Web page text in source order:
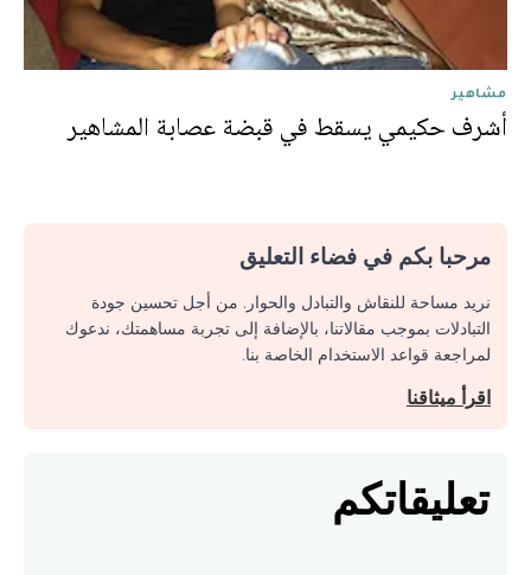
مشاهير
أشرف حكيمي يسقط في قبضة عصابة المشاهير
مرحبا بكم في فضاء التعليق
نريد مساحة للنقاش والتبادل والحوار. من أجل تحسين جودة
التبادلات بموجب مقالاتنا، بالإضافة إلى تجربة مساهمتك، ندعوك
لمراجعة قواعد الاستخدام الخاصة بنا.
اقرأ ميثاقنا
تعليقاتكم